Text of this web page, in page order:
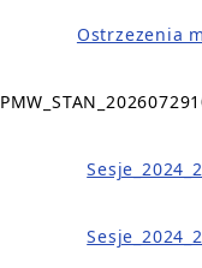
Ostrzezenia